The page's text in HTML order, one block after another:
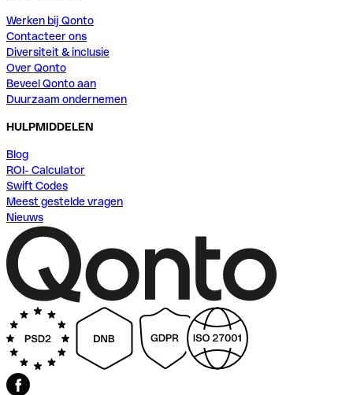
Werken bij Qonto
Contacteer ons
Diversiteit & inclusie
Over Qonto
Beveel Qonto aan
Duurzaam ondernemen
HULPMIDDELEN
Blog
ROI- Calculator
Swift Codes
Meest gestelde vragen
Nieuws